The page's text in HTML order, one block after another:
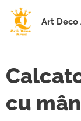
Art Deco
cu